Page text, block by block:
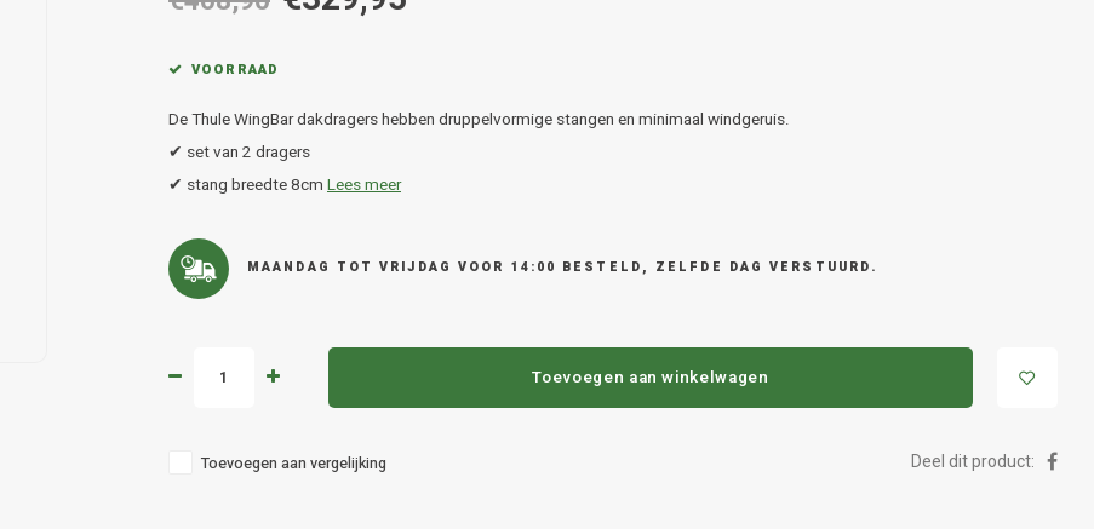
VOORRAAD
De Thule WingBar dakdragers hebben druppelvormige stangen en minimaal windgeruis.
✔ set van 2 dragers
✔ stang breedte 8cm Lees meer
MAANDAG TOT VRIJDAG VOOR 14:00 BESTELD, ZELFDE DAG VERSTUURD.
Toevoegen aan winkelwagen
Toevoegen aan vergelijking Deel dit product: